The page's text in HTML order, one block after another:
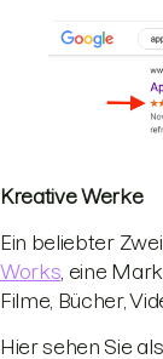
Kreative Werke
Ein beliebter
Works , eine
Filme, Bücher,
Hier sehen Sie